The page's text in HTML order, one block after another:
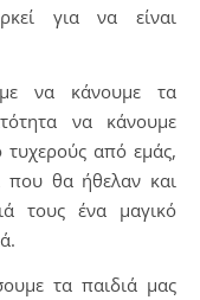
για να είναι
να κάνουμε τα
να κάνουμε
τυχερούς από εμάς,
που θα ήθελαν και
τους ένα μαγικό
τα παιδιά μας